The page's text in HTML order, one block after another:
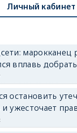
Личный кабинет
марокканец
вплавь
остановить
ужесточает